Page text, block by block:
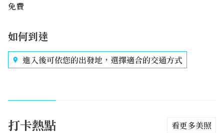
免費
如何到達
進入後可依您的出發地，選擇適合的交通方式
打卡熱點 看更多美照